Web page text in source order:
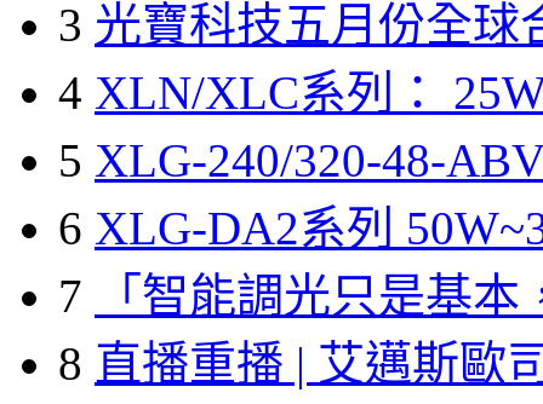
3 光寶科技五月份全球
4 XLN/XLC系列：
5 XLG-240/320-48-
6 XLG-DA2系列
7
「智能調光只是基本
8 直播重播 | 艾邁斯歐